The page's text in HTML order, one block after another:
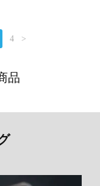
4 >
品